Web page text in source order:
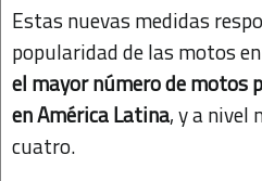
Estas nuevas medidas
popularidad de las motos
el mayor número de motos
en América Latina, y a nivel
cuatro.